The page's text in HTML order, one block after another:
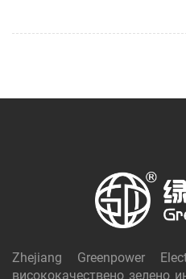
Zhejiang Greenpower
висококачествено зелено